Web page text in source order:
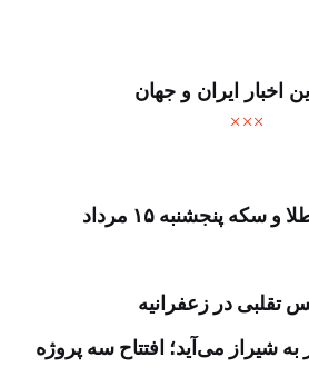
اخبار ایران و جهان
سکه پنجشنبه ۱۵ مرداد
تقلبی در زعفرانیه
شیراز می‌آید؛ افتتاح سه پروژه